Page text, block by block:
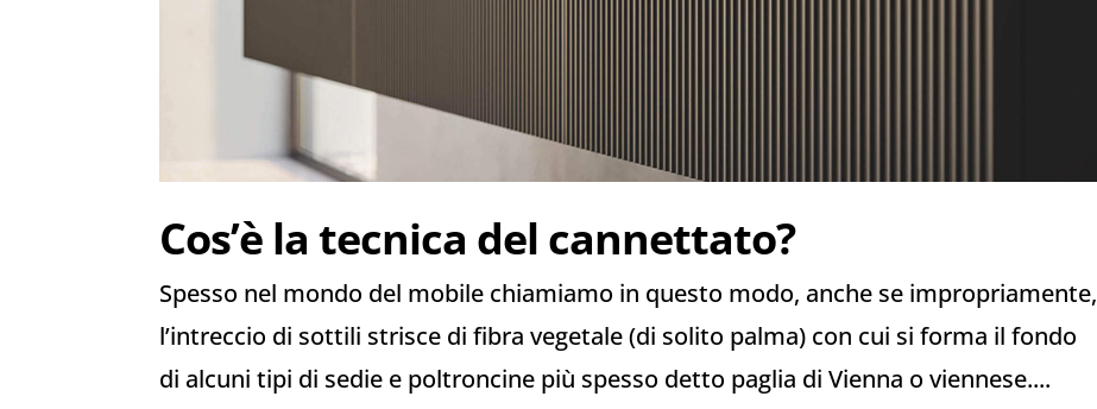
Cos’è la tecnica del cannettato?
Spesso nel mondo del mobile chiamiamo in questo modo, anche se impropriamente,
l’intreccio di sottili strisce di fibra vegetale (di solito palma) con cui si forma il fondo
di alcuni tipi di sedie e poltroncine più spesso detto paglia di Vienna o viennese....